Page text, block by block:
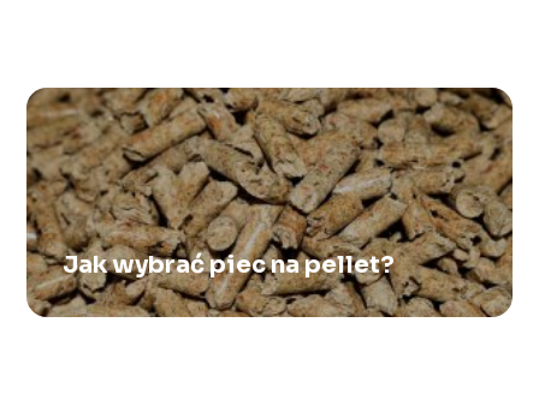
Jak wybrać piec na pellet?